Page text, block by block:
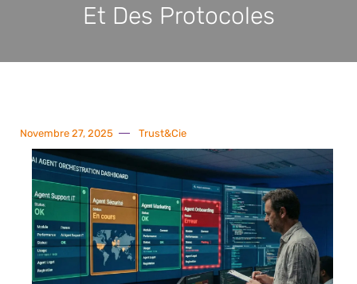
Et Des Protocoles
Novembre 27, 2025 Trust&Cie